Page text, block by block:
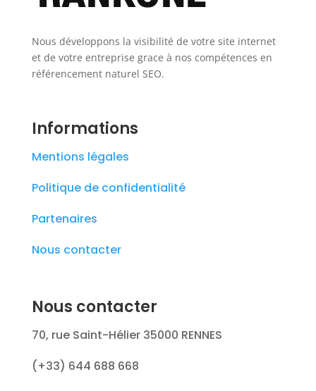
Nous développons la visibilité de votre site internet
et de votre entreprise grace à nos compétences en
référencement naturel SEO.
Informations
Mentions légales
Politique de confidentialité
Partenaires
Nous contacter
Nous contacter
70, rue Saint-Hélier 35000 RENNES
(+33) 644 688 668